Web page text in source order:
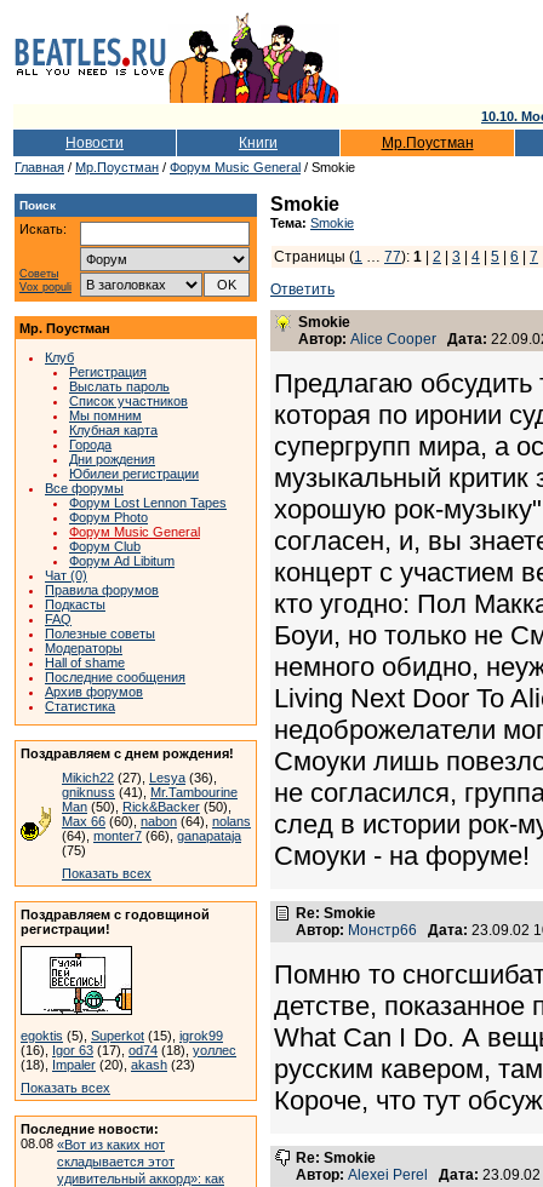
10.10.
Новости Книги Мр.Поустман
Главная / Мр.Поустман / Форум Music General / Smokie
Поиск
Искать:
Советы
Vox populi
Мр. Поустман
Клуб
Регистрация
Выслать пароль
Список участников
Мы помним
Клубная карта
Города
Дни рождения
Юбилеи регистрации
Все форумы
Форум Lost Lennon Tapes
Форум Photo
Форум Music General
Форум Club
Форум Ad Libitum
Чат (0)
Правила форумов
Подкасты
FAQ
Полезные советы
Модераторы
Hall of shame
Последние сообщения
Архив форумов
Статистика
Поздравляем с днем рождения!
Mikich22 (27), Lesya (36),
gniknuss (41), Mr.Tambourine
Man (50), Rick&Backer (50),
Max 66 (60), nabon (64), nolans
(64), monter7 (66), ganapataja
(75)
Показать всех
Поздравляем с годовщиной
регистрации!
egoktis (5), Superkot (15), igrok99
(16), Igor 63 (17), od74 (18), уоллес
(18), Impaler (20), akash (23)
Показать всех
Последние новости:
08.08 «Вот из каких нот
складывается этот
удивительный аккорд»: как
Smokie
Тема: Smokie
Страницы (1 … 77): 1 2 3 4 5 6 7
Ответить
Smokie
Автор: Alice Cooper Дата:
Предлагаю
которая по иронии
супергрупп мира, а
музыкальный критик
хорошую рок-
согласен, и, вы
концерт с участием
кто угодно: Пол
Боуи, но только не
немного обидно,
Living Next Door To
недоброжелатели
Смоуки лишь
не согласился,
след в истории рок-
Смоуки - на форуме!
Re: Smokie
Автор: Монстр66 Дата: 23.09.02
Помню то
детстве, показанное
What Can I Do. А
русским кавером,
Короче, что тут
Re: Smokie
Автор: Alexei Perel Дата: